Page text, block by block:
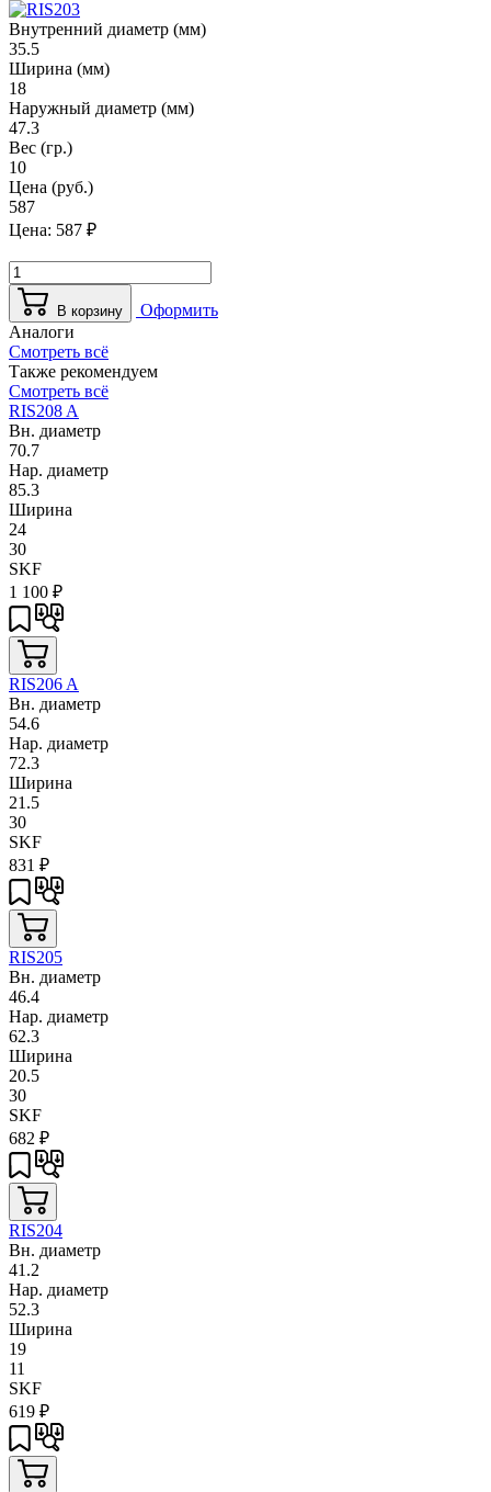
Внутренний диаметр (мм)
35.5
Ширина (мм)
18
Наружный диаметр (мм)
47.3
Вес (гр.)
10
Цена (руб.)
587
Цена: 587 ₽
В корзину
Оформить
Аналоги
Смотреть всё
Также рекомендуем
Смотреть всё
RIS208 A
Вн. диаметр
70.7
Нар. диаметр
85.3
Ширина
24
30
SKF
1 100 ₽
RIS206 A
Вн. диаметр
54.6
Нар. диаметр
72.3
Ширина
21.5
30
SKF
831 ₽
RIS205
Вн. диаметр
46.4
Нар. диаметр
62.3
Ширина
20.5
30
SKF
682 ₽
RIS204
Вн. диаметр
41.2
Нар. диаметр
52.3
Ширина
19
11
SKF
619 ₽